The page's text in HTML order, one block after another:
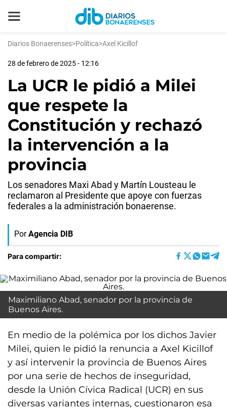
Diarios Bonaerenses>Política>Axel Kicillof
28 de febrero de 2025 - 12:16
La UCR le pidió a Milei
que respete la
Constitución y rechazó
la intervención a la
provincia
Los senadores Maxi Abad y Martín Lousteau le
reclamaron al Presidente que apoye con fuerzas
federales a la administración bonaerense.
Por Agencia DIB
Para compartir:
Maximiliano Abad, senador por la provincia de
Buenos Aires.
En medio de la polémica por los dichos Javier
Milei, quien le pidió la renuncia a Axel Kicillof
y así intervenir la provincia de Buenos Aires
por una serie de hechos de inseguridad,
desde la Unión Cívica Radical (UCR) en sus
diversas variantes internas, cuestionaron esa